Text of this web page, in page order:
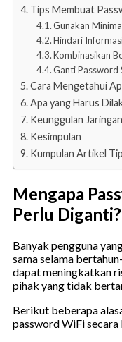
Tips Membuat
Gunakan
Hindari
Kombinasikan
Ganti Password
Cara Mengetahui
Apa yang Harus
Keunggulan
Kesimpulan
Kumpulan Artikel
Mengapa
Perlu Diganti?
Banyak pengguna
sama selama
dapat meningkatkan
pihak yang tidak
Berikut beberapa
password WiFi secara